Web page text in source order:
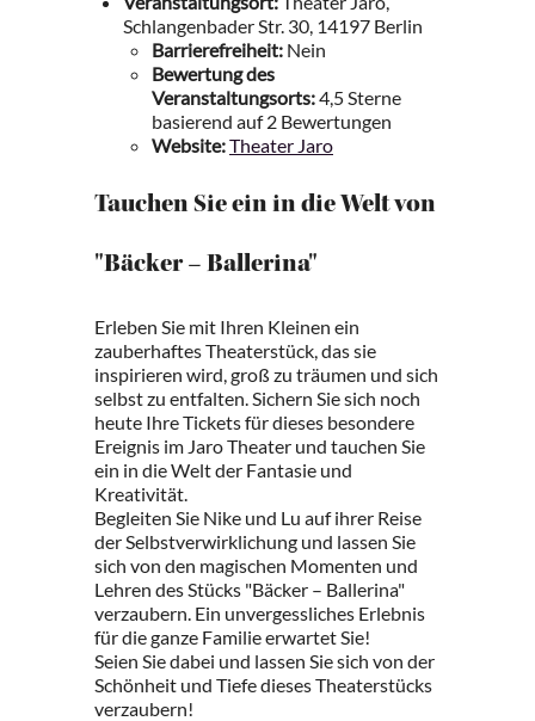
Schlangenbader Str. 30, 14197 Berlin
Barrierefreiheit: Nein
Bewertung des
Veranstaltungsorts:4,5 Sterne
basierend auf 2 Bewertungen
Website:Theater Jaro
Tauchen Sie ein in die Welt von
"Bäcker – Ballerina"
Erleben Sie mit Ihren Kleinen ein
zauberhaftes Theaterstück, das sie
inspirieren wird, groß zu träumen und sich
selbst zu entfalten. Sichern Sie sich noch
heute Ihre Tickets für dieses besondere
Ereignis im Jaro Theater und tauchen Sie
ein in die Welt der Fantasie und
Kreativität.
Begleiten Sie Nike und Lu auf ihrer Reise
der Selbstverwirklichung und lassen Sie
sich von den magischen Momenten und
Lehren des Stücks "Bäcker – Ballerina"
verzaubern. Ein unvergessliches Erlebnis
für die ganze Familie erwartet Sie!
Seien Sie dabei und lassen Sie sich von der
Schönheit und Tiefe dieses Theaterstücks
verzaubern!